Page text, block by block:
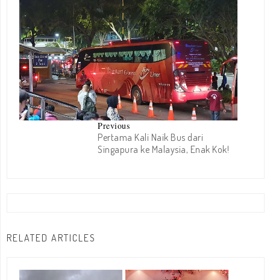
Previous
Pertama Kali Naik Bus dari
Singapura ke Malaysia, Enak Kok!
RELATED ARTICLES